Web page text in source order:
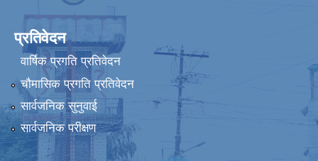
प्रतिवेदन
वार्षिक प्रगति प्रतिवेदन
चौमासिक प्रगति प्रतिवेदन
सार्वजनिक सुनुवाई
सार्वजनिक परीक्षण